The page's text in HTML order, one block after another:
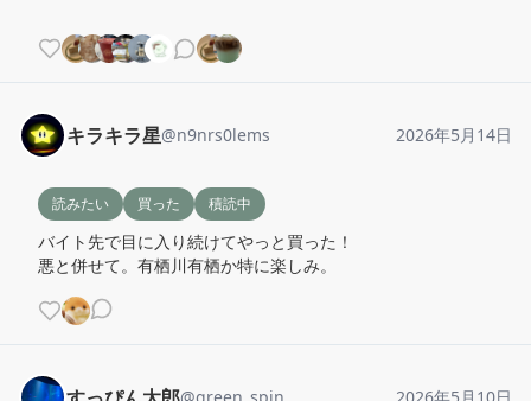
キラキラ星@n9nrs0lems 2026年5月14日
読みたい 買った 積読中
バイト先で目に入り続けてやっと買った！
悪と併せて。有栖川有栖か特に楽しみ。